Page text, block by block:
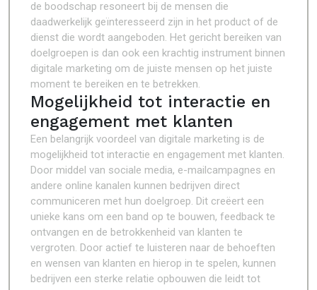
de boodschap resoneert bij de mensen die
daadwerkelijk geïnteresseerd zijn in het product of de
dienst die wordt aangeboden. Het gericht bereiken van
doelgroepen is dan ook een krachtig instrument binnen
digitale marketing om de juiste mensen op het juiste
moment te bereiken en te betrekken.
Mogelijkheid tot interactie en
engagement met klanten
Een belangrijk voordeel van digitale marketing is de
mogelijkheid tot interactie en engagement met klanten.
Door middel van sociale media, e-mailcampagnes en
andere online kanalen kunnen bedrijven direct
communiceren met hun doelgroep. Dit creëert een
unieke kans om een band op te bouwen, feedback te
ontvangen en de betrokkenheid van klanten te
vergroten. Door actief te luisteren naar de behoeften
en wensen van klanten en hierop in te spelen, kunnen
bedrijven een sterke relatie opbouwen die leidt tot